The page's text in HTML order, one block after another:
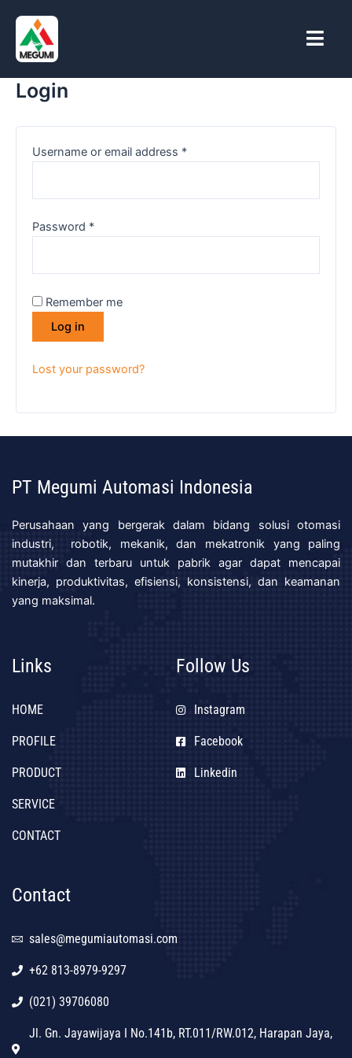
content
Login
Username or email address *
Password *
Remember me
Log in
Lost your password?
PT Megumi Automasi Indonesia
Perusahaan yang bergerak dalam bidang solusi otomasi
industri, robotik, mekanik, dan mekatronik yang paling
mutakhir dan terbaru untuk pabrik agar dapat mencapai
kinerja, produktivitas, efisiensi, konsistensi, dan keamanan
yang maksimal.
Links
HOME
PROFILE
PRODUCT
SERVICE
CONTACT
Follow Us
Instagram
Facebook
Linkedin
Contact
sales@megumiautomasi.com
+62 813-8979-9297
(021) 39706080
Jl. Gn. Jayawijaya I No.141b, RT.011/RW.012, Harapan Jaya,